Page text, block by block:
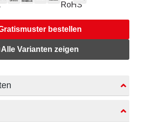
bestellen
Alle Varianten zeigen